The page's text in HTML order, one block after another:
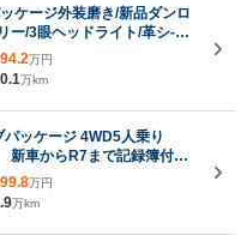
ケージ外装磨き/新品ダンロ
ー/3眼ヘッドライト/革シ-ト/
-シ-ト/TVキット/ETC/スマ-
オ-トサンシェ-ド/オ-トクロ-
万円
万km
パッケージ 4WD5人乗り
車からR7まで記録簿付
ッドランプ リアエンター
ソンサウンドシステム プ
ー 読書灯 ETC
万円
万km